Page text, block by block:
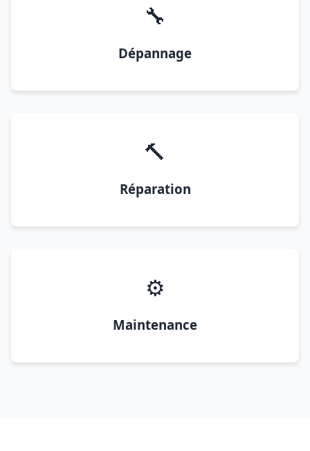
🔧
Dépannage
🔨
Réparation
⚙️
Maintenance